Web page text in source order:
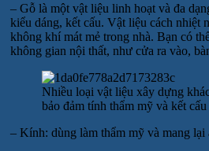
– Gỗ là một vật liệu linh hoạt và đa
kiểu dáng, kết cấu. Vật liệu cách nhiệt
không khí mát mẻ trong nhà. Bạn có
không gian nội thất, như cửa ra vào,
Nhiều loại vật liệu xây dựng
bảo đảm tính thẩm mỹ và kết cấu
– Kính: dùng làm thẩm mỹ và mang lại